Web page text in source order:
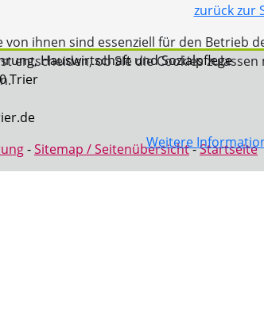
zurück zur
Hauswirtschaft und Sozialpflege
Trier
-Sitemap / Seitenübersicht-Startseite
ihnen sind essenziell für den
entscheiden, ob Sie die Cookies
Weitere